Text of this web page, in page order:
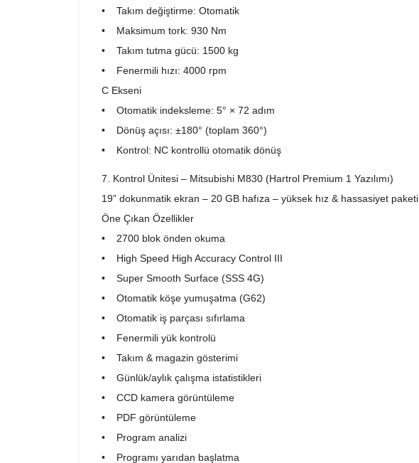
• Takım değiştirme: Otomatik
• Maksimum tork: 930 Nm
• Takım tutma gücü: 1500 kg
• Fenermili hızı: 4000 rpm
C Ekseni
• Otomatik indeksleme: 5° × 72 adım
• Dönüş açısı: ±180° (toplam 360°)
• Kontrol: NC kontrollü otomatik dönüş
7. Kontrol Ünitesi – Mitsubishi M830 (Hartrol Premium 1 Yazılımı)
19” dokunmatik ekran – 20 GB hafıza – yüksek hız & hassasiyet paketi
Öne Çıkan Özellikler
• 2700 blok önden okuma
• High Speed High Accuracy Control III
• Super Smooth Surface (SSS 4G)
• Otomatik köşe yumuşatma (G62)
• Otomatik iş parçası sıfırlama
• Fenermili yük kontrolü
• Takım & magazin gösterimi
• Günlük/aylık çalışma istatistikleri
• CCD kamera görüntüleme
• PDF görüntüleme
• Program analizi
• Programı yarıdan başlatma